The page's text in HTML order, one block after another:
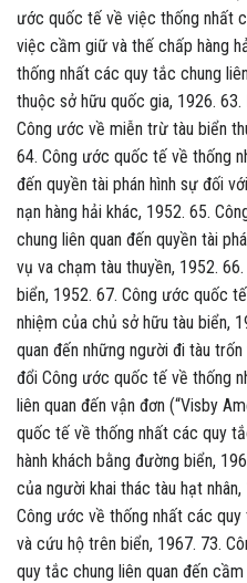
ước quốc tế về việc thống nhất
việc cầm giữ và thế chấp hàng
thống nhất các quy tắc chung
thuộc sở hữu quốc gia, 1926.
Công ước về miễn trừ tàu biển
64. Công ước quốc tế về thống
đến quyền tài phán hình sự đối
nạn hàng hải khác, 1952. 65.
chung liên quan đến quyền tài
vụ va chạm tàu thuyền, 1952.
biển, 1952. 67. Công ước quốc
nhiệm của chủ sở hữu tàu biển,
quan đến những người đi tàu
đổi Công ước quốc tế về thống
liên quan đến vận đơn (“Visby
quốc tế về thống nhất các quy
hành khách bằng đường biển,
của người khai thác tàu hạt
Công ước về thống nhất các
và cứu hộ trên biển, 1967. 73.
quy tắc chung liên quan đến